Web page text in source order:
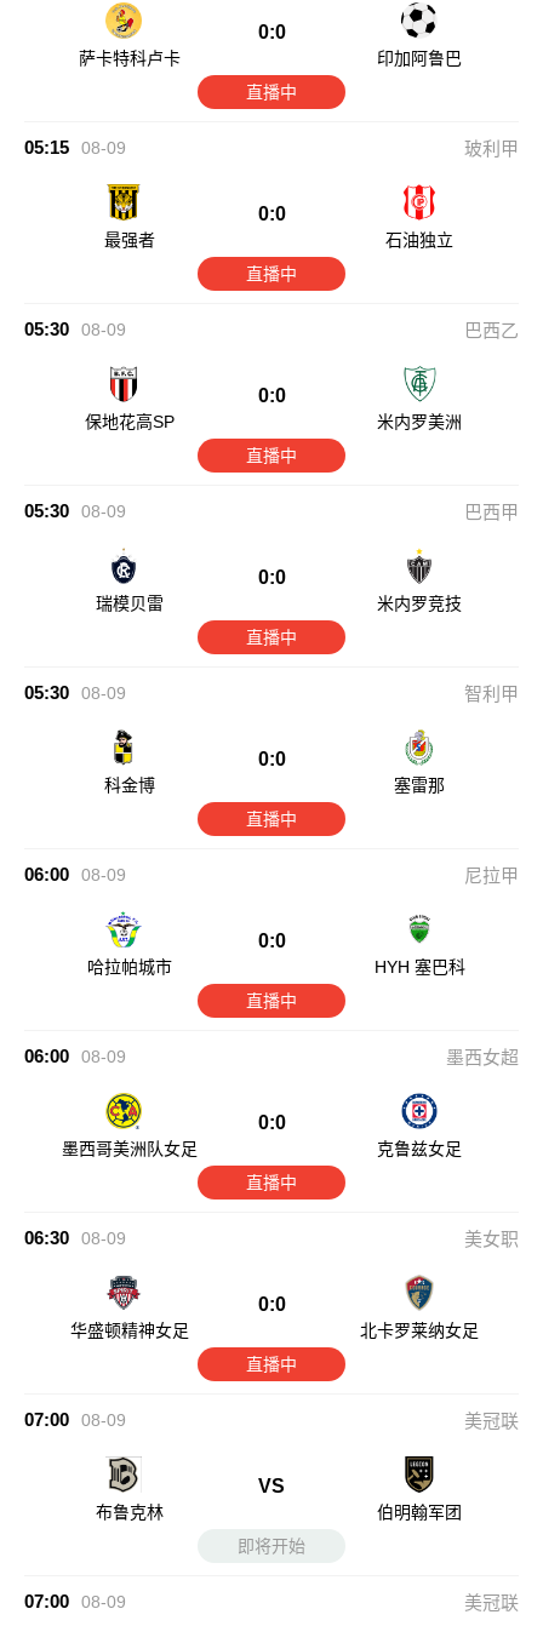
萨卡特科卢卡
0:0
印加阿鲁巴
直播中
05:15 08-09 玻利甲
最强者
0:0
石油独立
直播中
05:30 08-09 巴西乙
保地花高SP
0:0
米内罗美洲
直播中
05:30 08-09 巴西甲
瑞模贝雷
0:0
米内罗竞技
直播中
05:30 08-09 智利甲
科金博
0:0
塞雷那
直播中
06:00 08-09 尼拉甲
哈拉帕城市
0:0
HYH 塞巴科
直播中
06:00 08-09 墨西女超
墨西哥美洲队女足
0:0
克鲁兹女足
直播中
06:30 08-09 美女职
华盛顿精神女足
0:0
北卡罗莱纳女足
直播中
07:00 08-09 美冠联
布鲁克林
VS
伯明翰军团
即将开始
07:00 08-09 美冠联